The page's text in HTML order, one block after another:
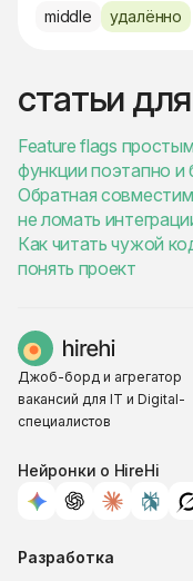
middle удалённо
статьи
Feature flags
функции поэтапно и
Обратная
не ломать
Как читать чужой
понять проект
Джоб-борд и агрегатор
вакансий для IT и Digital-
специалистов
Нейронки о HireHi
Разработка